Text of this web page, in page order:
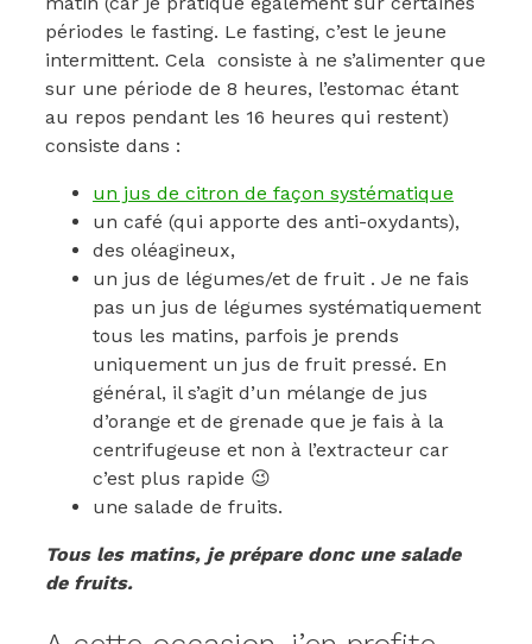
périodes le fasting. Le fasting, c’est le jeune
intermittent. Cela consiste à ne s’alimenter que
sur une période de 8 heures, l’estomac étant
au repos pendant les 16 heures qui restent)
consiste dans :
un jus de citron de façon systématique
un café (qui apporte des anti-oxydants),
des oléagineux,
un jus de légumes/et de fruit . Je ne fais
pas un jus de légumes systématiquement
tous les matins, parfois je prends
uniquement un jus de fruit pressé. En
général, il s’agit d’un mélange de jus
d’orange et de grenade que je fais à la
centrifugeuse et non à l’extracteur car
c’est plus rapide 😉
une salade de fruits.
Tous les matins, je prépare donc une salade
de fruits.